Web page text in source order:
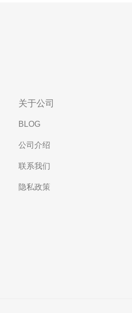
关于公司
BLOG
公司介绍
联系我们
隐私政策